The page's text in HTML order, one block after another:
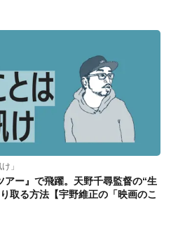
」
アー』で飛躍。天野千尋監督の“生
取る方法【宇野維正の「映画のこ